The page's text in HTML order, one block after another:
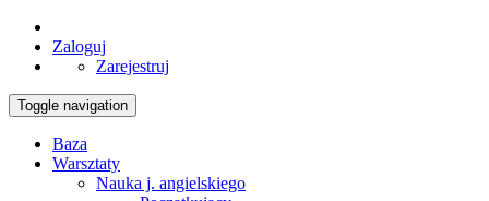
Zaloguj
Zarejestruj
Toggle navigation
Baza
Warsztaty
Nauka j. angielskiego